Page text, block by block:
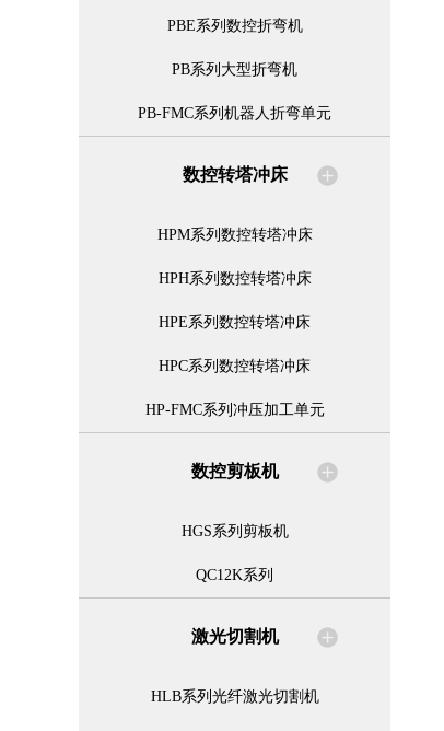
PBE系列数控折弯机
PB系列大型折弯机
PB-FMC系列机器人折弯单元
数控转塔冲床
HPM系列数控转塔冲床
HPH系列数控转塔冲床
HPE系列数控转塔冲床
HPC系列数控转塔冲床
HP-FMC系列冲压加工单元
数控剪板机
HGS系列剪板机
QC12K系列
激光切割机
HLB系列光纤激光切割机